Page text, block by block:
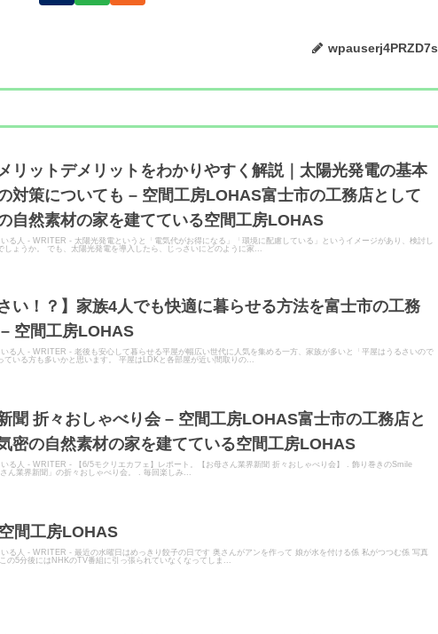
wpauserj4PRZD7s
リットデメリットをわかりやすく解説｜太陽光発電の基本
対策についても – 空間工房LOHAS富士市の工務店として
自然素材の家を建てている空間工房LOHAS
る人 - WRITER - 太陽光発電というと「電気代がお得になる」「環境に配慮している」というイメージがあり、検討し
しょうか。 でも、太陽光発電を導入したら、じっさいにどのように家...
い！？】家族4人でも快適に暮らせる方法を富士市の工務
空間工房LOHAS
る人 - WRITER - 老後も安心して暮らせる平屋が幅広い世代に人気を集める一方、家族が多いと「平屋はうるさいので
ている方も多いかと思います。 平屋はLDKと各部屋が近い間取りの...
聞 折々おしゃべり会 – 空間工房LOHAS富士市の工務店と
密の自然素材の家を建てている空間工房LOHAS
る人 - WRITER - 【6/5モクリエカフェ】レポート。【お母さん業界新聞 折々おしゃべり会】 . 飾り巻きのSmile
ん業界新聞」の折々おしゃべり会。 . 毎回楽しみ...
間工房LOHAS
る人 - WRITER - 最近の水曜日はめっきり餃子の日です 奥さんがアンを作って 娘が水を付ける係 私がつつむ係 写真
の5分後にはNHKのTV番組に引っ張られていなくなってしま...